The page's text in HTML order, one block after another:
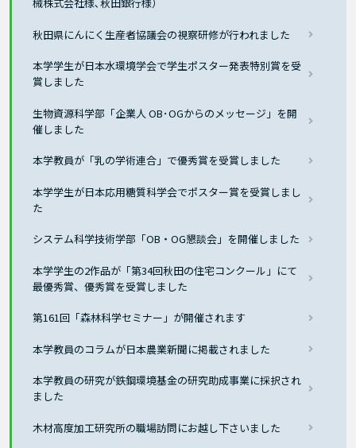
秋田県にんにく生産者協議会の視察研修が行われました
本学学生が日本水環境学会で学生ポスター発表特別賞を受
賞しました
生物資源科学部「企業人 OB･OGからのメッセージ」を開
催しました
本学教員が「乳の学術連合」で優秀賞を受賞しました
本学学生が日本応用糖質科学会でポスター賞を受賞しまし
た
システム科学技術学部「OB・OG懇談会」を開催しました
本学学生の2作品が「第34回秋田の住宅コンクール」にて
最優秀賞、優秀賞を受賞しました
第161回「森林科学セミナー」が開催されます
本学教員のコラムが日本農業新聞に掲載されました
本学教員の研究が鉄鋼環境基金の研究助成事業に採択され
ました
木材高度加工研究所の職場訪問にお越し下さいました